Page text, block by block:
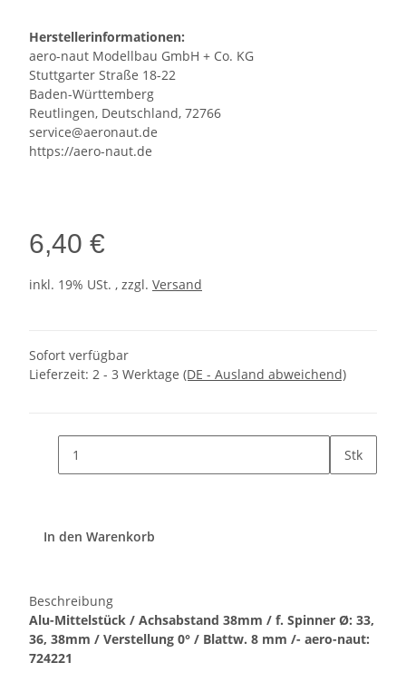
Herstellerinformationen:
aero-naut Modellbau GmbH + Co. KG
Stuttgarter Straße 18-22
Baden-Württemberg
Reutlingen, Deutschland, 72766
service@aeronaut.de
https://aero-naut.de
6,40 €
inkl. 19% USt. , zzgl. Versand
Sofort verfügbar
Lieferzeit: 2 - 3 Werktage (DE - Ausland abweichend)
Stk
In den Warenkorb
Beschreibung
Alu-Mittelstück / Achsabstand 38mm / f. Spinner Ø: 33,
36, 38mm / Verstellung 0° / Blattw. 8 mm /- aero-naut:
724221